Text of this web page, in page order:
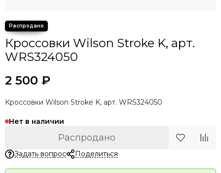
Кроссовки Wilson Stroke K, арт.
WRS324050
2 500 ₽
Кроссовки Wilson Stroke K, арт. WRS324050
Нет в наличии
Распродано
Задать вопрос Поделиться